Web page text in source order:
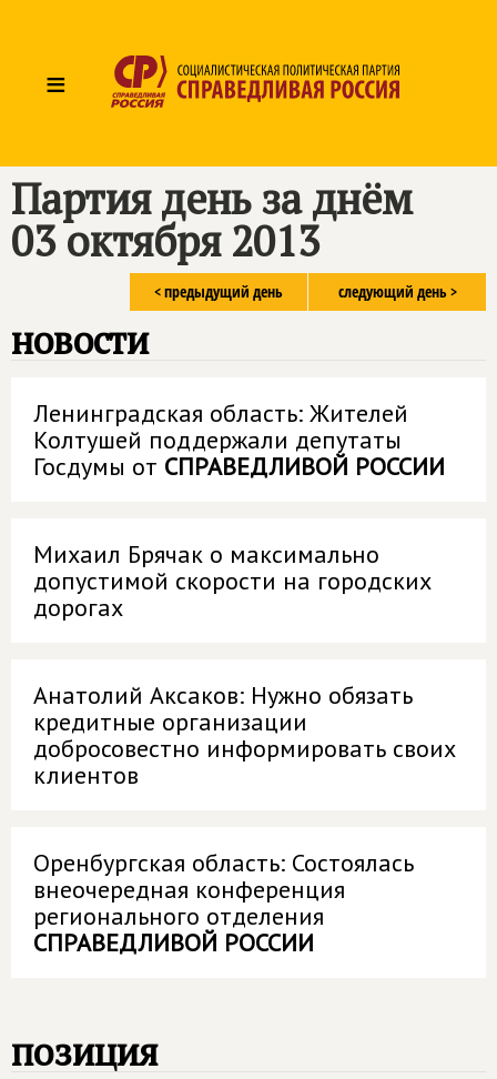
≡
Партия день за днём
03 октября 2013
следующий день >
< предыдущий день
новости
Ленинградская область: Жителей
Колтушей поддержали депутаты
Госдумы от СПРАВЕДЛИВОЙ РОССИИ
Михаил Брячак о максимально
допустимой скорости на городских
дорогах
Анатолий Аксаков: Нужно обязать
кредитные организации
добросовестно информировать своих
клиентов
Оренбургская область: Состоялась
внеочередная конференция
регионального отделения
СПРАВЕДЛИВОЙ РОССИИ
позиция